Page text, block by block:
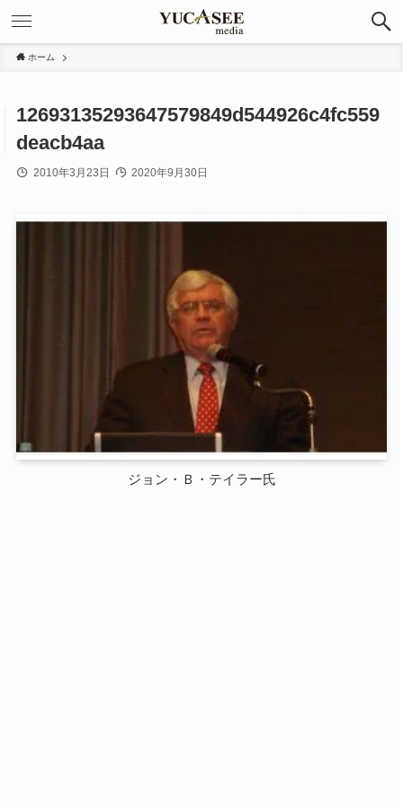
ホーム
12693135293647579849d544926c4fc559
deacb4aa
2010年3月23日 2020年9月30日
ジョン・Ｂ・テイラー氏